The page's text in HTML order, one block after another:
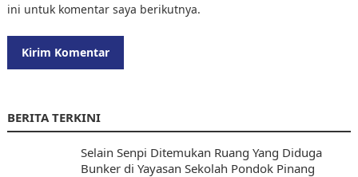
ini untuk komentar saya berikutnya.
BERITA TERKINI
Selain Senpi Ditemukan Ruang Yang Diduga
Bunker di Yayasan Sekolah Pondok Pinang